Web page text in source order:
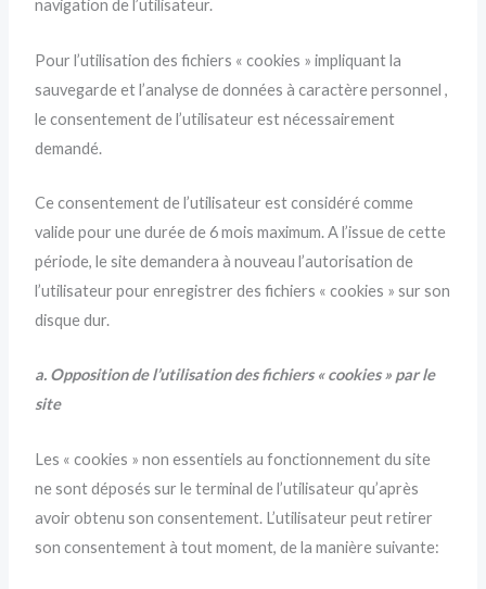
navigation de l’utilisateur.
Pour l’utilisation des fichiers « cookies » impliquant la
sauvegarde et l’analyse de données à caractère personnel ,
le consentement de l’utilisateur est nécessairement
demandé.
Ce consentement de l’utilisateur est considéré comme
valide pour une durée de 6 mois maximum. A l’issue de cette
période, le site demandera à nouveau l’autorisation de
l’utilisateur pour enregistrer des fichiers « cookies » sur son
disque dur.
a. Opposition de l’utilisation des fichiers « cookies » par le
site
Les « cookies » non essentiels au fonctionnement du site
ne sont déposés sur le terminal de l’utilisateur qu’après
avoir obtenu son consentement. L’utilisateur peut retirer
son consentement à tout moment, de la manière suivante: